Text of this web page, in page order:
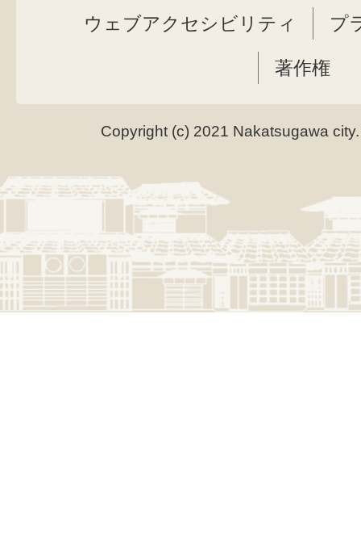
ウェブアクセシビリティ プ
著作権
Copyright (c) 2021 Nakatsugawa